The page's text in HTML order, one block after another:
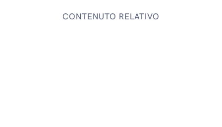
CONTENUTO RELATIVO